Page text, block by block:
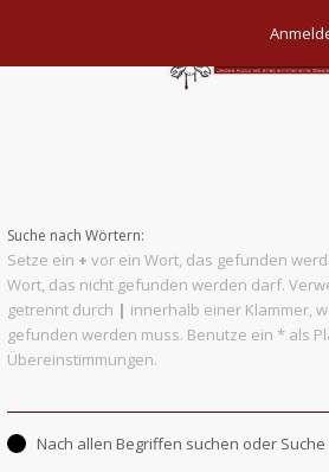
Suche nach Wörtern:
Setze ein + vor ein Wort, das gefunden
Wort, das nicht gefunden werden darf.
getrennt durch | innerhalb einer Klammer,
gefunden werden muss. Benutze ein * als
Übereinstimmungen.
Nach allen Begriffen suchen oder